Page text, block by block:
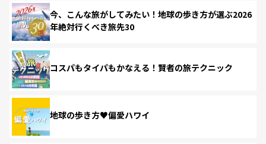
今、こんな旅がしてみたい！地球の歩き方が選ぶ2026
年絶対行くべき旅先30
コスパもタイパもかなえる！賢者の旅テクニック
地球の歩き方♥偏愛ハワイ